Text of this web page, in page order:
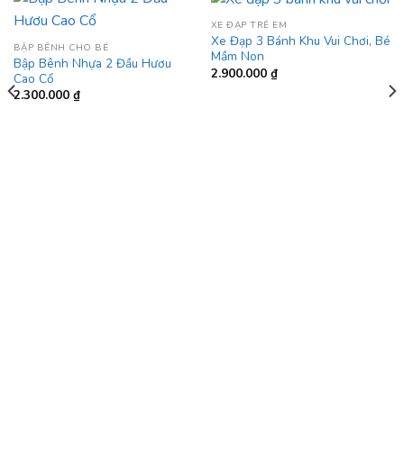
BẬP BÊNH CHO BÉ
Bập Bênh Nhựa 2 Đầu Hươu
Cao Cổ
2.300.000 ₫
XE ĐẠP TRẺ EM
Xe Đạp 3 Bánh Khu Vui Chơi, Bé
Mầm Non
2.900.000 ₫